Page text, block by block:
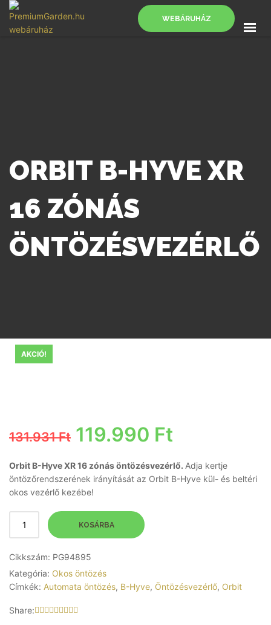
WEBÁRUHÁZ
ORBIT B-HYVE XR
16 ZÓNÁS
ÖNTÖZÉSVEZÉRLŐ
AKCIÓ!
131.931Ft Original
price
was:
131.931 Ft.
119.990 Ft
price
Orbit B-Hyve XR 16 zónás öntözésvezérlő. Adja kertje
öntözőrendszerének irányítását az Orbit B-Hyve kül- és beltéri
okos vezérlő kezébe!
KOSÁRBA
Cikkszám: PG94895
Kategória: Okos öntözés
Címkék: Automata öntözés, B-Hyve, Öntözésvezérlő, Orbit
Share: